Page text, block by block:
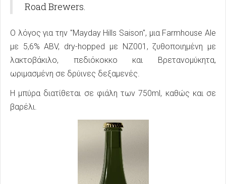
Road Brewers.
Ο λόγος για την "Mayday Hills Saison", μια Farmhouse Ale
με 5,6% ABV, dry-hopped με NZ001, ζυθοποιημένη με
λακτοβάκιλο, πεδιόκοκκο και Βρετανομύκητα,
ωριμασμένη σε δρύινες δεξαμενές.
Η μπύρα διατίθεται σε φιάλη των 750ml, καθώς και σε
βαρέλι.